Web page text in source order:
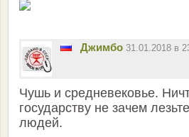
Джимбо 31.01.2018 в
Чушь и средневековье.
государству не зачем
людей.